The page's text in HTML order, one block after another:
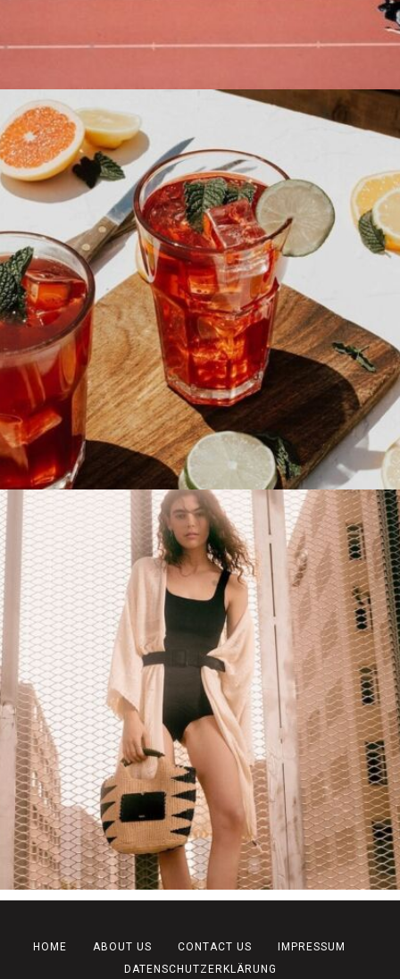
HOME ABOUT US CONTACT US
IMPRESSUM
DATENSCHUTZERKLÄRUNG